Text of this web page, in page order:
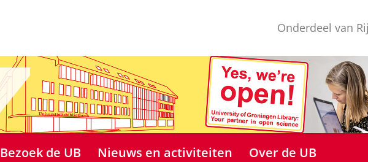
Onderdeel van
Bezoek de UB Nieuws en activiteiten Over de UB